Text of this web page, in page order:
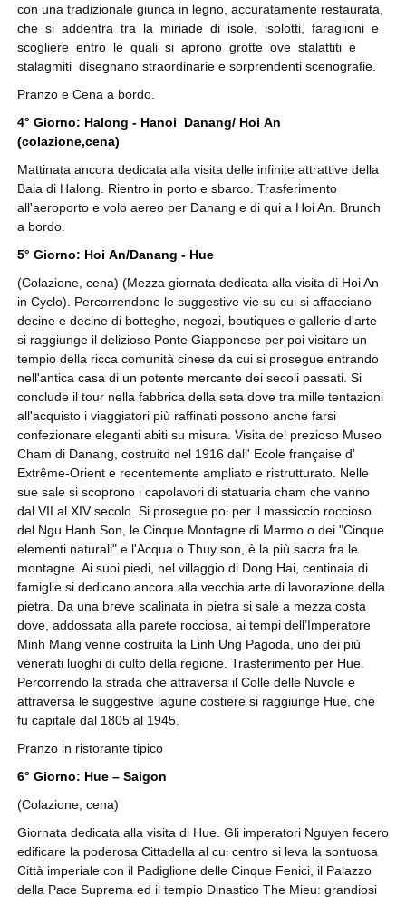
con una tradizionale giunca in legno, accuratamente restaurata,
che si addentra tra la miriade di isole, isolotti, faraglioni e
scogliere entro le quali si aprono grotte ove stalattiti e
stalagmiti disegnano straordinarie e sorprendenti scenografie.
Pranzo e Cena a bordo.
4° Giorno: Halong - Hanoi Danang/ Hoi An
(colazione,cena)
Mattinata ancora dedicata alla visita delle infinite attrattive della
Baia di Halong. Rientro in porto e sbarco. Trasferimento
all'aeroporto e volo aereo per Danang e di qui a Hoi An. Brunch
a bordo.
5° Giorno: Hoi An/Danang - Hue
(Colazione, cena) (Mezza giornata dedicata alla visita di Hoi An
in Cyclo). Percorrendone le suggestive vie su cui si affacciano
decine e decine di botteghe, negozi, boutiques e gallerie d'arte
si raggiunge il delizioso Ponte Giapponese per poi visitare un
tempio della ricca comunità cinese da cui si prosegue entrando
nell'antica casa di un potente mercante dei secoli passati. Si
conclude il tour nella fabbrica della seta dove tra mille tentazioni
all'acquisto i viaggiatori più raffinati possono anche farsi
confezionare eleganti abiti su misura. Visita del prezioso Museo
Cham di Danang, costruito nel 1916 dall' Ecole française d'
Extrême-Orient e recentemente ampliato e ristrutturato. Nelle
sue sale si scoprono i capolavori di statuaria cham che vanno
dal VII al XIV secolo. Si prosegue poi per il massiccio roccioso
del Ngu Hanh Son, le Cinque Montagne di Marmo o dei "Cinque
elementi naturali" e l'Acqua o Thuy son, è la più sacra fra le
montagne. Ai suoi piedi, nel villaggio di Dong Hai, centinaia di
famiglie si dedicano ancora alla vecchia arte di lavorazione della
pietra. Da una breve scalinata in pietra si sale a mezza costa
dove, addossata alla parete rocciosa, ai tempi dell’Imperatore
Minh Mang venne costruita la Linh Ung Pagoda, uno dei più
venerati luoghi di culto della regione. Trasferimento per Hue.
Percorrendo la strada che attraversa il Colle delle Nuvole e
attraversa le suggestive lagune costiere si raggiunge Hue, che
fu capitale dal 1805 al 1945.
Pranzo in ristorante tipico
6° Giorno: Hue – Saigon
(Colazione, cena)
Giornata dedicata alla visita di Hue. Gli imperatori Nguyen fecero
edificare la poderosa Cittadella al cui centro si leva la sontuosa
Città imperiale con il Padiglione delle Cinque Fenici, il Palazzo
della Pace Suprema ed il tempio Dinastico The Mieu: grandiosi